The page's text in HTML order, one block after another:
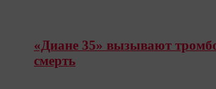
«Диане 35» вызывают
смерть